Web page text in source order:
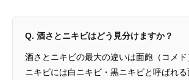
Q. 酒さとニキビはどう見分けますか？
酒さとニキビの最大の違いは面皰（コメド
ニキビには白ニキビ・黒ニキビと呼ばれ